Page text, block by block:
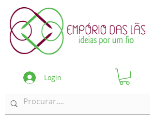
Login